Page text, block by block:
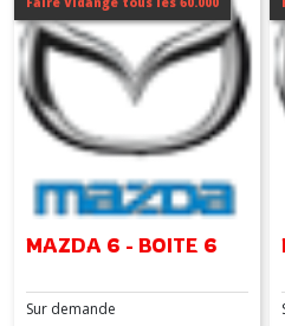
MAZDA 6 - BOITE 6
Sur demande
(1)
Afficher
résultats